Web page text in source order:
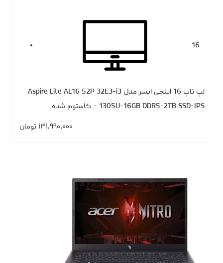
16
لپ تاپ 16 اینچی ایسر مدل Aspire Lite AL16 52P 32E3-i3
1305U-16GB DDR5-2TB SSD-IPS - کاستوم شده
۱۳۱،۹۹۰،۰۰۰ تومان